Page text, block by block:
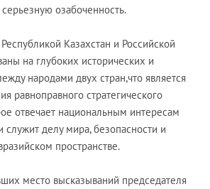
озабоченность.
Казахстан и Российской
на глубоких исторических и
народами двух стран,что является
равноправного стратегического
отвечает национальным интересам
служит делу мира, безопасности и
пространстве.
место высказываний председателя